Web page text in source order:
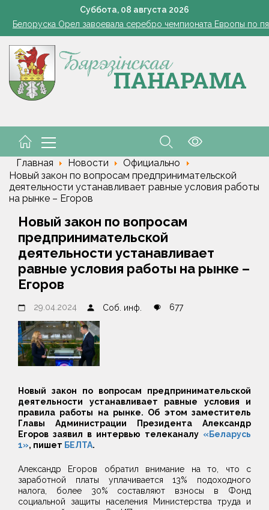
Суббота, 08 августа 2026
101 год — целая эпоха!
Белоруска Орел завоевала серебро чемпионата Европы по
В Жорновке проходит турслёт сотрудников ГКСЭ
Есть комбайнеры-тысячники в «Здравушка-Агро»
101 год — целая эпоха!
Главная Новости
Официально
Новый закон по вопросам предпринимательской
деятельности устанавливает равные условия работы
на рынке – Егоров
Новый закон по вопросам
предпринимательской
деятельности устанавливает
равные условия работы на рынке –
Егоров
29.04.2024 Соб. инф. 677
Новый закон по вопросам предпринимательской
деятельности устанавливает равные условия и
правила работы на рынке. Об этом заместитель
Главы Администрации Президента Александр
Егоров заявил в интервью телеканалу «Беларусь
1», пишет БЕЛТА.
Александр Егоров обратил внимание на то, что с
заработной платы уплачивается 13% подоходного
налога, более 30% составляют взносы в Фонд
социальной защиты населения Министерства труда и